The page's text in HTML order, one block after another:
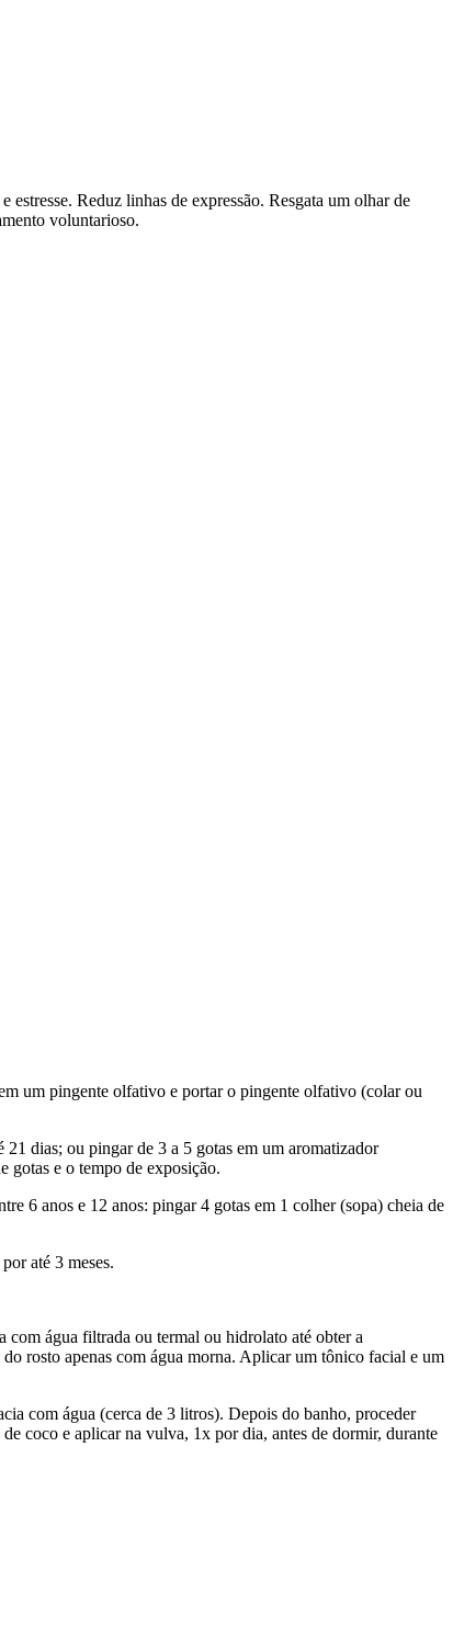
Reduz linhas de expressão. Resgata um olhar de
voluntarioso.
um pingente olfativo e portar o pingente olfativo (colar ou
dias; ou pingar de 3 a 5 gotas em um aromatizador
gotas e o tempo de exposição.
6 anos e 12 anos: pingar 4 gotas em 1 colher (sopa) cheia de
até 3 meses.
com água filtrada ou termal ou hidrolato até obter a
rosto apenas com água morna. Aplicar um tônico facial e um
com água (cerca de 3 litros). Depois do banho, proceder
coco e aplicar na vulva, 1x por dia, antes de dormir, durante